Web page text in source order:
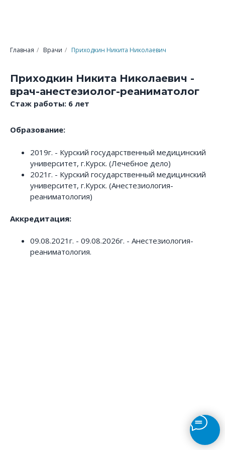
Главная / Врачи / Приходкин Никита Николаевич
Приходкин Никита Николаевич -
врач-анестезиолог-реаниматолог
Стаж работы: 6 лет
Образование:
2019г. - Курский государственный медицинский
университет, г.Курск. (Лечебное дело)
2021г. - Курский государственный медицинский
университет, г.Курск. (Анестезиология-
реаниматология)
Аккредитация:
09.08.2021г. - 09.08.2026г. - Анестезиология-
реаниматология.